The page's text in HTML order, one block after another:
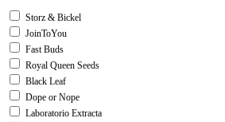
Storz & Bickel
JoinToYou
Fast Buds
Royal Queen Seeds
Black Leaf
Dope or Nope
Laboratorio Extracta